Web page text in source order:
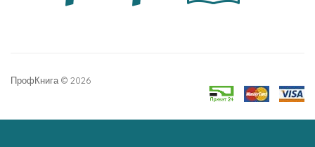
ПрофКнига © 2026